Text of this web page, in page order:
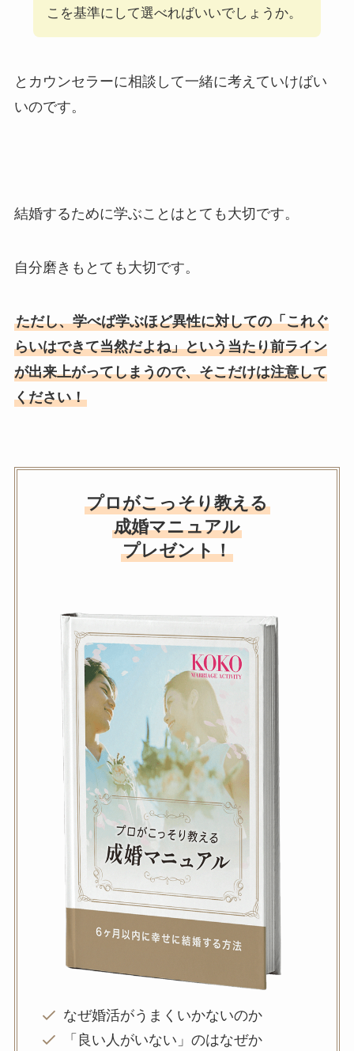
こを基準にして選べればいいでしょうか。
とカウンセラーに相談して一緒に考えていけばい
いのです。
結婚するために学ぶことはとても大切です。
自分磨きもとても大切です。
ただし、学べば学ぶほど異性に対しての「これぐ
らいはできて当然だよね」という当たり前ライン
が出来上がってしまうので、そこだけは注意して
ください！
プロがこっそり教える
成婚マニュアル
プレゼント！
なぜ婚活がうまくいかないのか
「良い人がいない」のはなぜか